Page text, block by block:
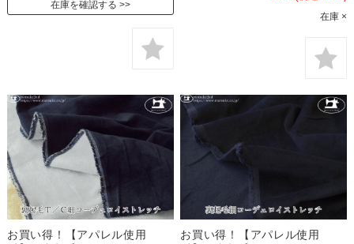
在庫を確認する
在庫 ×
お買い得！【アパレル使用
お買い得！【アパレル使用